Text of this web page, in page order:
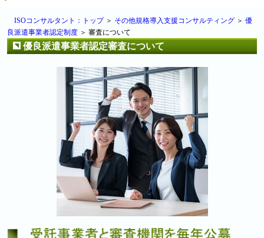
ISOコンサルタント：トップ＞ その他規格導入支援コンサルティング ＞ 優
良派遣事業者認定制度 ＞ 審査について
優良派遣事業者認定審査について